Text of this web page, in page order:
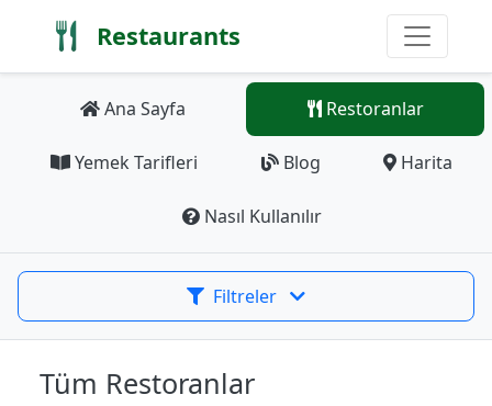
Restaurants
Ana Sayfa Restoranlar
Yemek Tarifleri Blog Harita
Nasıl Kullanılır
Filtreler
Tüm Restoranlar